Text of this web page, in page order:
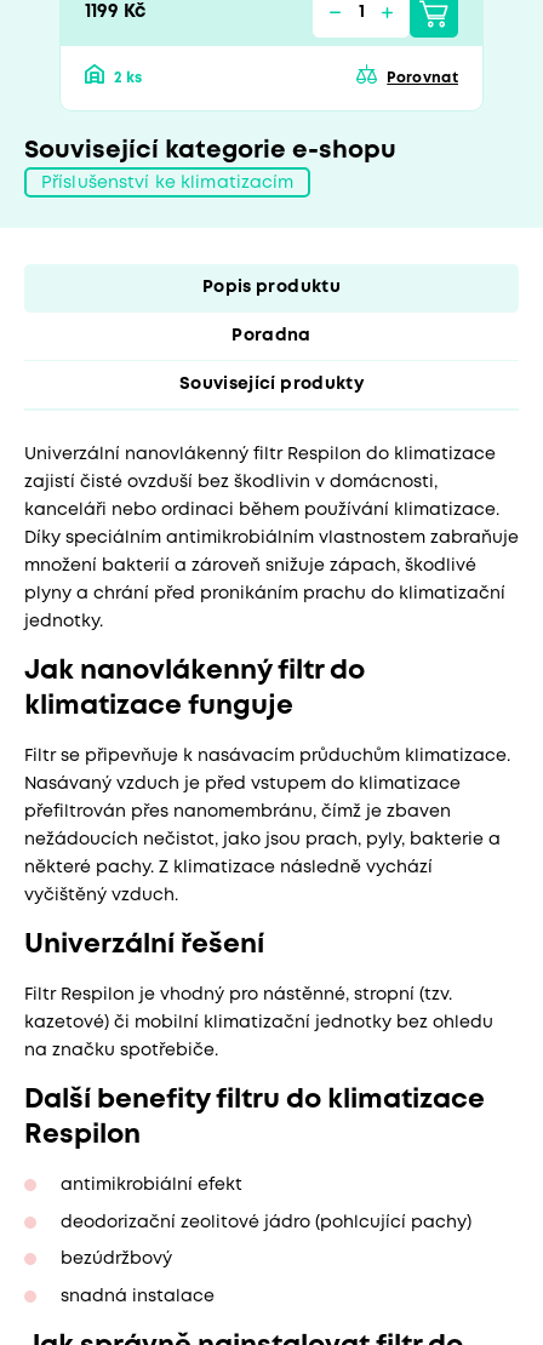
1199 Kč
2 ks Porovnat
Související kategorie e-shopu
Příslušenství ke klimatizacím
Popis produktu
Poradna
Související produkty
Univerzální nanovlákenný filtr Respilon do klimatizace
zajistí čisté ovzduší bez škodlivin v domácnosti,
kanceláři nebo ordinaci během používání klimatizace.
Díky speciálním antimikrobiálním vlastnostem zabraňuje
množení bakterií a zároveň snižuje zápach, škodlivé
plyny a chrání před pronikáním prachu do klimatizační
jednotky.
Jak nanovlákenný filtr do
klimatizace funguje
Filtr se připevňuje k nasávacím průduchům klimatizace.
Nasávaný vzduch je před vstupem do klimatizace
přefiltrován přes nanomembránu, čímž je zbaven
nežádoucích nečistot, jako jsou prach, pyly, bakterie a
některé pachy. Z klimatizace následně vychází
vyčištěný vzduch.
Univerzální řešení
Filtr Respilon je vhodný pro nástěnné, stropní (tzv.
kazetové) či mobilní klimatizační jednotky bez ohledu
na značku spotřebiče.
Další benefity filtru do klimatizace
Respilon
antimikrobiální efekt
deodorizační zeolitové jádro (pohlcující pachy)
bezúdržbový
snadná instalace